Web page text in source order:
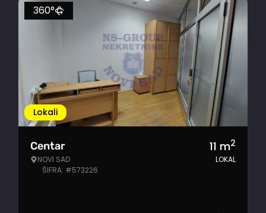
Lokali
360°
Centar
NOVI SAD
ŠIFRA: #573226
11 m2
LOKAL